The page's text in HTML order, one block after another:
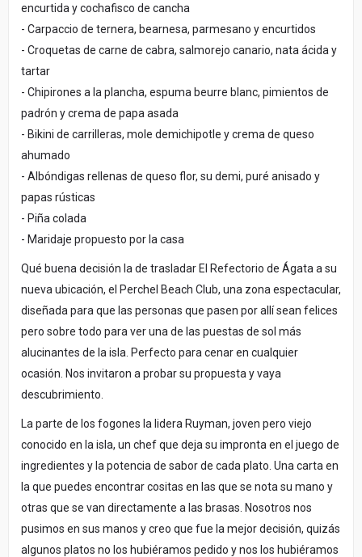
encurtida y cochafisco de cancha
- Carpaccio de ternera, bearnesa, parmesano y encurtidos
- Croquetas de carne de cabra, salmorejo canario, nata ácida y
tartar
- Chipirones a la plancha, espuma beurre blanc, pimientos de
padrón y crema de papa asada
- Bikini de carrilleras, mole demichipotle y crema de queso
ahumado
- Albóndigas rellenas de queso flor, su demi, puré anisado y
papas rústicas
- Piña colada
- Maridaje propuesto por la casa
Qué buena decisión la de trasladar El Refectorio de Ágata a su
nueva ubicación, el Perchel Beach Club, una zona espectacular,
diseñada para que las personas que pasen por allí sean felices
pero sobre todo para ver una de las puestas de sol más
alucinantes de la isla. Perfecto para cenar en cualquier
ocasión. Nos invitaron a probar su propuesta y vaya
descubrimiento.
La parte de los fogones la lidera Ruyman, joven pero viejo
conocido en la isla, un chef que deja su impronta en el juego de
ingredientes y la potencia de sabor de cada plato. Una carta en
la que puedes encontrar cositas en las que se nota su mano y
otras que se van directamente a las brasas. Nosotros nos
pusimos en sus manos y creo que fue la mejor decisión, quizás
algunos platos no los hubiéramos pedido y nos los hubiéramos